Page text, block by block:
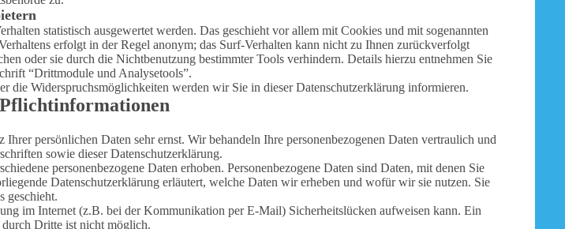
statistisch ausgewertet werden. Das geschieht vor allem mit Cookies und mit sogenannten
erfolgt in der Regel anonym; das Surf-Verhalten kann nicht zu Ihnen zurückverfolgt
oder sie durch die Nichtbenutzung bestimmter Tools verhindern. Details hierzu entnehmen Sie
“Drittmodule und Analysetools”.
die Widerspruchsmöglichkeiten werden wir Sie in dieser Datenschutzerklärung informieren.
Ihrer persönlichen Daten sehr ernst. Wir behandeln Ihre personenbezogenen Daten vertraulich und
sowie dieser Datenschutzerklärung.
personenbezogene Daten erhoben. Personenbezogene Daten sind Daten, mit denen Sie
Datenschutzerklärung erläutert, welche Daten wir erheben und wofür wir sie nutzen. Sie
geschieht.
im Internet (z.B. bei der Kommunikation per E-Mail) Sicherheitslücken aufweisen kann. Ein
Dritte ist nicht möglich.